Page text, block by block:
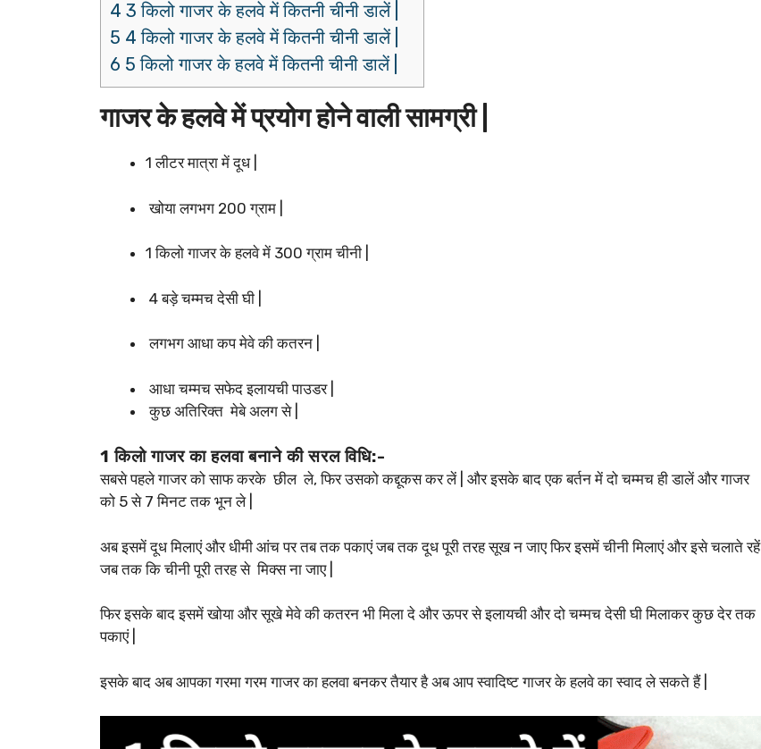
4 3 किलो गाजर के हलवे में कितनी चीनी डालें |
5 4 किलो गाजर के हलवे में कितनी चीनी डालें |
6 5 किलो गाजर के हलवे में कितनी चीनी डालें |
गाजर के हलवे में प्रयोग होने वाली सामग्री |
1 लीटर मात्रा में दूध |
खोया लगभग 200 ग्राम |
1 किलो गाजर के हलवे में 300 ग्राम चीनी |
4 बड़े चम्मच देसी घी |
लगभग आधा कप मेवे की कतरन |
आधा चम्मच सफेद इलायची पाउडर |
कुछ अतिरिक्त मेबे अलग से |
1 किलो गाजर का हलवा बनाने की सरल विधि:-
सबसे पहले गाजर को साफ करके छील ले, फिर उसको कद्दूकस कर लें | और इसके बाद एक बर्तन में दो चम्मच ही डालें और गाजर
को 5 से 7 मिनट तक भून ले |
अब इसमें दूध मिलाएं और धीमी आंच पर तब तक पकाएं जब तक दूध पूरी तरह सूख न जाए फिर इसमें चीनी मिलाएं और इसे चलाते रहें
जब तक कि चीनी पूरी तरह से मिक्स ना जाए |
फिर इसके बाद इसमें खोया और सूखे मेवे की कतरन भी मिला दे और ऊपर से इलायची और दो चम्मच देसी घी मिलाकर कुछ देर तक
पकाएं |
इसके बाद अब आपका गरमा गरम गाजर का हलवा बनकर तैयार है अब आप स्वादिष्ट गाजर के हलवे का स्वाद ले सकते हैं |